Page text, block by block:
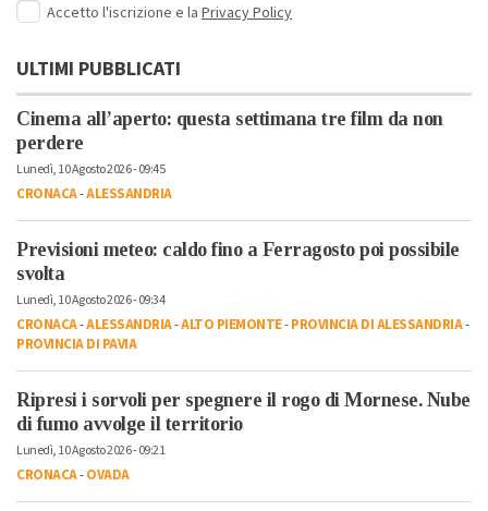
Accetto l'iscrizione e la Privacy Policy
ULTIMI PUBBLICATI
Cinema all’aperto: questa settimana tre film da non
perdere
Lunedì, 10 Agosto 2026 - 09:45
CRONACA-ALESSANDRIA
Previsioni meteo: caldo fino a Ferragosto poi possibile
svolta
Lunedì, 10 Agosto 2026 - 09:34
CRONACA-ALESSANDRIA-ALTO PIEMONTE-PROVINCIA DI ALESSANDRIA-
PROVINCIA DI PAVIA
Ripresi i sorvoli per spegnere il rogo di Mornese. Nube
di fumo avvolge il territorio
Lunedì, 10 Agosto 2026 - 09:21
CRONACA-OVADA